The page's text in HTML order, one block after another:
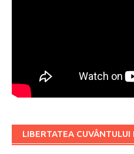
LIBERTATEA CUVÂNTULUI